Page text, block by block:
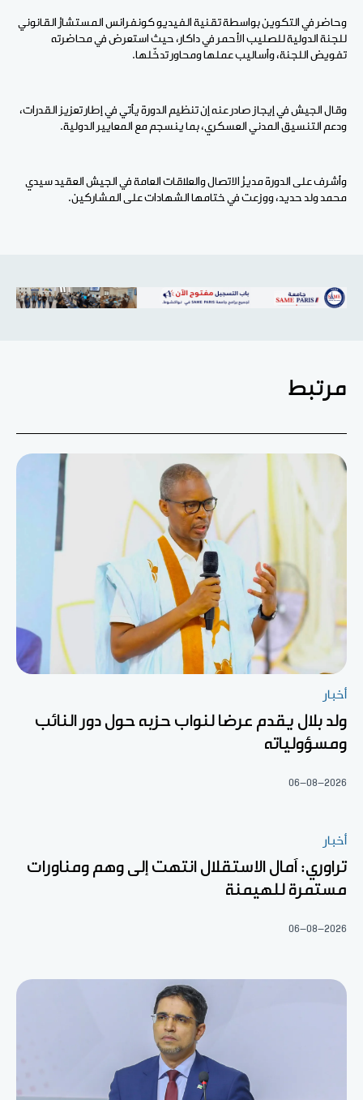
وحاضر في التكوين بواسطة تقنية الفيديو كونفرانس المستشارُ القانوني
للجنة الدولية للصليب الأحمر في داكار، حيث استعرض في محاضرته
تفويض اللجنة، وأساليب عملها ومحاور تدخّلها.
وقال الجيش في إيجاز صادر عنه إن تنظيم الدورة يأتي في إطار تعزيز القدرات،
ودعم التنسيق المدني العسكري، بما ينسجم مع المعايير الدولية.
وأشرف على الدورة مديرُ الاتصال والعلاقات العامة في الجيش العقيد سيدي
محمد ولد حديد، ووزعت في ختامها الشهادات على المشاركين.
مرتبط
أخبار
ولد بلال يقدم عرضا لنواب حزبه حول دور النائب
ومسؤولياته
06-08-2026
أخبار
تراوري: آمال الاستقلال انتهت إلى وهم ومناورات
مستمرة للهيمنة
06-08-2026